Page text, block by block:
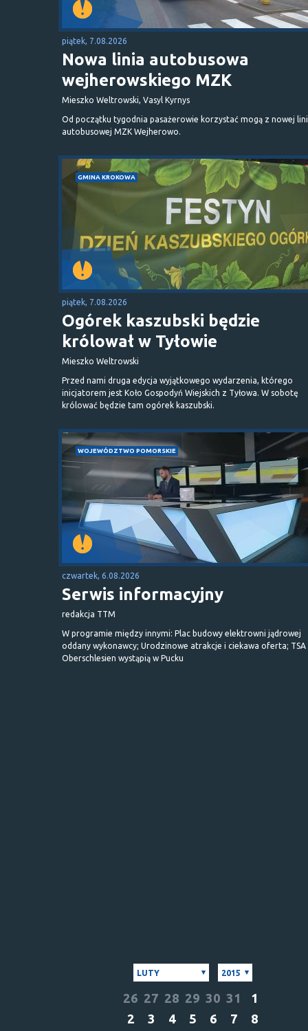
piątek, 7.08.2026
Nowa linia autobusowa
wejherowskiego MZK
Mieszko Weltrowski, Vasyl Kyrnys
Od początku tygodnia pasażerowie korzystać mogą z nowej
autobusowej MZK Wejherowo.
GMINA KROKOWA
piątek, 7.08.2026
Ogórek kaszubski będzie
królował w Tyłowie
Mieszko Weltrowski
Przed nami druga edycja wyjątkowego wydarzenia, którego
inicjatorem jest Koło Gospodyń Wiejskich z Tyłowa. W sobotę
królować będzie tam ogórek kaszubski.
WOJEWÓDZTWO POMORSKIE
czwartek, 6.08.2026
Serwis informacyjny
redakcja TTM
W programie między innymi: Plac budowy elektrowni jądrowej
oddany wykonawcy; Urodzinowe atrakcje i ciekawa oferta; TSA
Oberschlesien wystąpią w Pucku
LUTY 2015
26 27 28 29 30 31
1
2
3 4 5 6 7
8